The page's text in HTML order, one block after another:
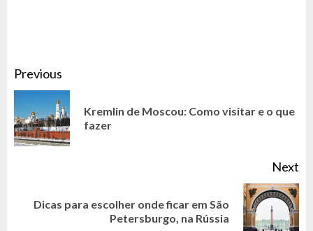
CONTINUE
READING
Previous
Kremlin de Moscou: Como visitar e o que
fazer
Next
NextDicas para escolher onde ficar em São
Petersburgo, na Rússia